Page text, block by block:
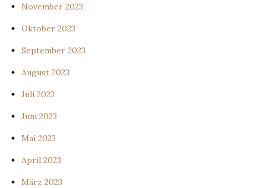
November 2023
Oktober 2023
September 2023
August 2023
Juli 2023
Juni 2023
Mai 2023
April 2023
März 2023